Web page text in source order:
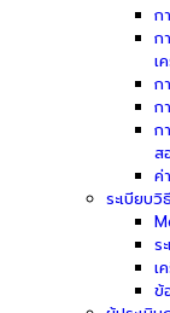
ก
ก
เ
ก
ก
ก
ส
ค่
ระเบียบ
ร
เ
ข้